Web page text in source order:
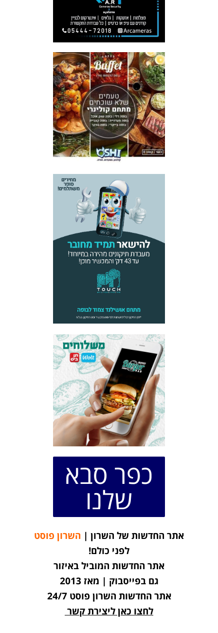
כפר סבא
שלנו
אתר החדשות של השרון | השרון פוסט
לפני כולם!
אתר החדשות המוביל באיזור
גם בפייסבוק | מאז 2013
אתר החדשות השרון פוסט 24/7
לחצו כאן ליצירת קשר